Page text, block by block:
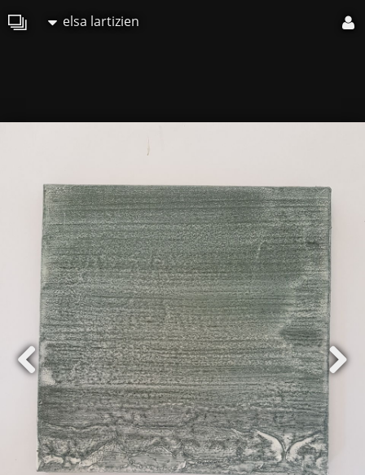
elsa lartizien